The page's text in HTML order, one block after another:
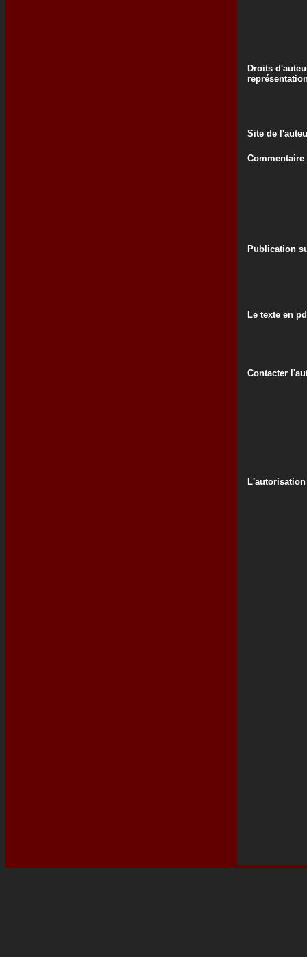
Droits
Site de
Publication
Le texte en
Contacter
L'autorisation